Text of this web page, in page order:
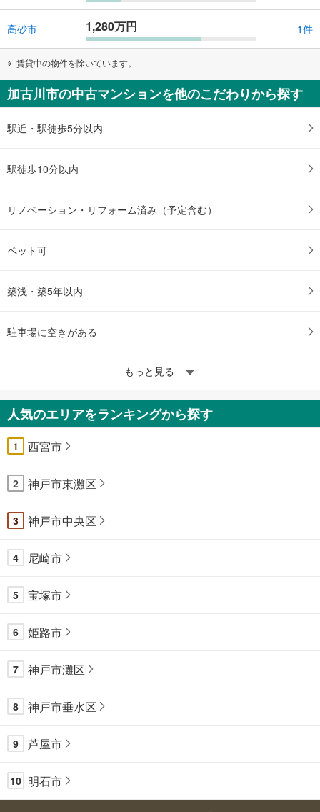
高砂市 1,280万円 1件
賃貸中の物件を除いています。
加古川市の中古マンションを他のこだわりから探す
駅近・駅徒歩5分以内
駅徒歩10分以内
リノベーション・リフォーム済み（予定含む）
ペット可
築浅・築5年以内
駐車場に空きがある
もっと見る
人気のエリアをランキングから探す
1 西宮市
2 神戸市東灘区
3 神戸市中央区
4 尼崎市
5 宝塚市
6 姫路市
7 神戸市灘区
8 神戸市垂水区
9 芦屋市
10 明石市